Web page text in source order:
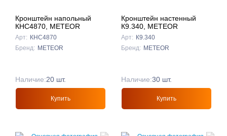
Кронштейн напольный
КНС4870, METEOR
Арт: КНС4870
Бренд: METEOR
Наличие:20 шт.
Купить
Кронштейн настенный
К9.340, METEOR
Арт: К9.340
Бренд: METEOR
Наличие:30 шт.
Купить